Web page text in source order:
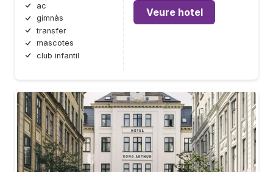
ac
gimnàs
transfer
mascotes
club infantil
Veure hotel